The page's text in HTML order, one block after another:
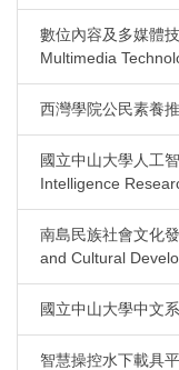
數位內容及多媒體
Multimedia
西灣學院公民素養
國立中山大學人工
Intelligence
南島民族社會文化
and Cultural
國立中山大學中文
智慧操控水下載具